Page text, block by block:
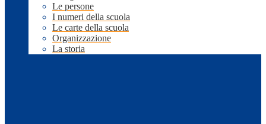
Le persone
I numeri della scuola
Le carte della scuola
Organizzazione
La storia